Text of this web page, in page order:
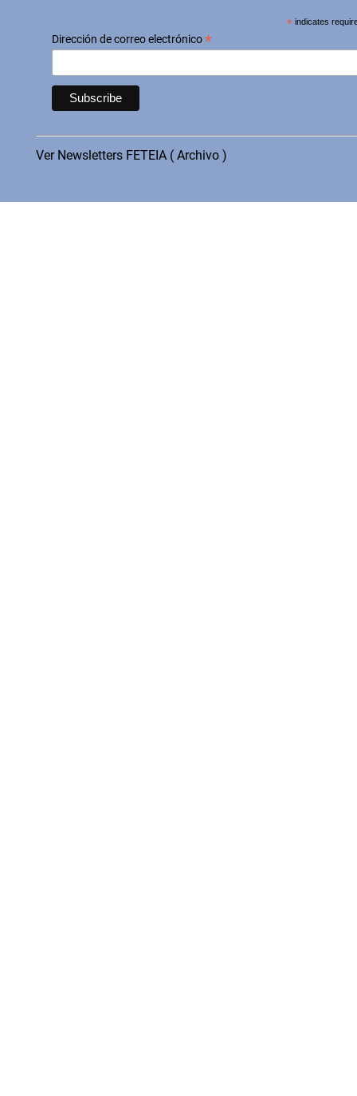
* indicates
Dirección de correo electrónico*
Ver Newsletters FETEIA ( Archivo )